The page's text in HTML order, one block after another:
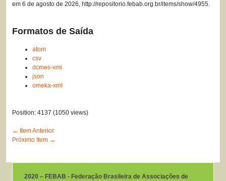
em 6 de agosto de 2026, http://repositorio.febab.org.br/items/show/4955.
Formatos de Saída
atom
csv
dcmes-xml
json
omeka-xml
Position: 4137 (1050 views)
← Item Anterior
Próximo Item →
2020 – FEBAB - Federação Brasileira de Associações de